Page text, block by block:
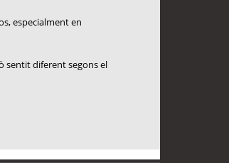
especialment en
sentit diferent segons el